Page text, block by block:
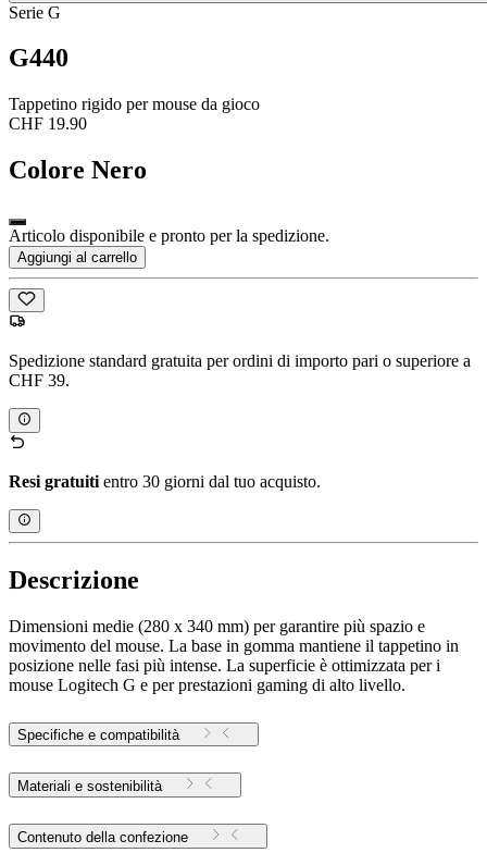
Serie G
G440
Tappetino rigido per mouse da gioco
CHF 19.90
Colore Nero
Articolo disponibile e pronto per la spedizione.
Aggiungi al carrello
Spedizione standard gratuita per ordini di importo pari o superiore a
CHF 39.
Resi gratuiti entro 30 giorni dal tuo acquisto.
Descrizione
Dimensioni medie (280 x 340 mm) per garantire più spazio e
movimento del mouse. La base in gomma mantiene il tappetino in
posizione nelle fasi più intense. La superficie è ottimizzata per i
mouse Logitech G e per prestazioni gaming di alto livello.
Specifiche e compatibilità
Materiali e sostenibilità
Contenuto della confezione